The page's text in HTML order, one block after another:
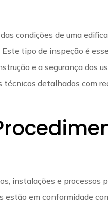
condições de uma
tipo de inspeção é
e a segurança dos
técnicos detalhados com
instalações e processos
estão em conformidade